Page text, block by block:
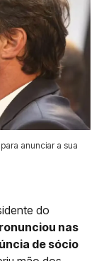
anunciar a sua
do
nas
de sócio